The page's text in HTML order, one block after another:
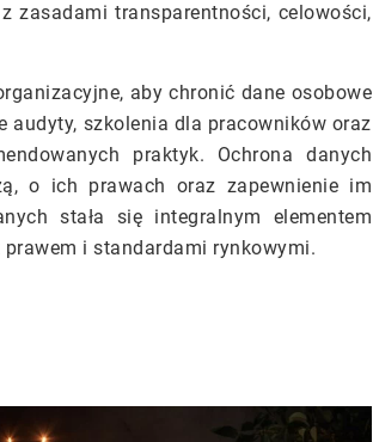
zasadami transparentności, celowości,
aby chronić dane osobowe
audyty, szkolenia dla pracowników oraz
praktyk. Ochrona danych
o ich prawach oraz zapewnienie im
stała się integralnym elementem
i standardami rynkowymi.